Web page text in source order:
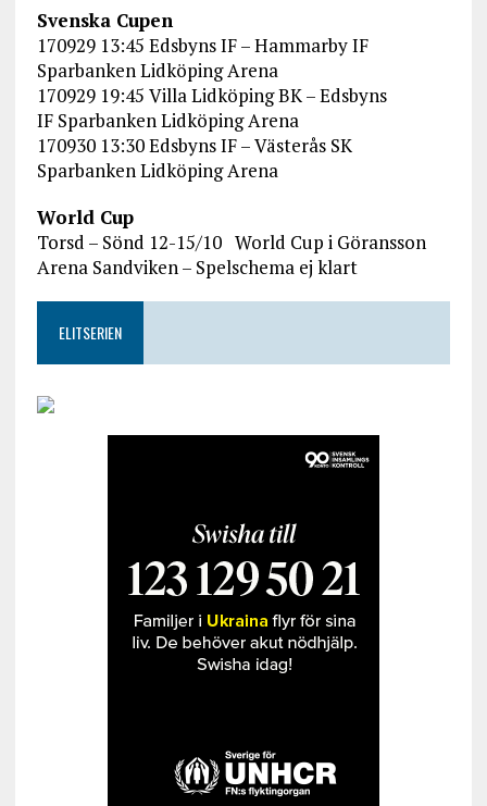
Svenska Cupen
170929 13:45 Edsbyns IF – Hammarby IF
Sparbanken Lidköping Arena
170929 19:45 Villa Lidköping BK – Edsbyns
IF Sparbanken Lidköping Arena
170930 13:30 Edsbyns IF – Västerås SK
Sparbanken Lidköping Arena
World Cup
Torsd – Sönd 12-15/10 World Cup i Göransson
Arena Sandviken – Spelschema ej klart
ELITSERIEN